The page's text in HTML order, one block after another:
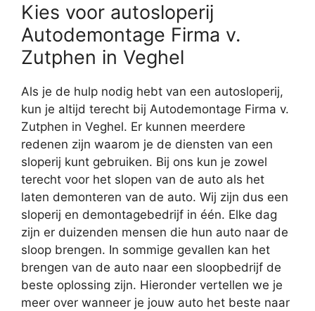
Kies voor autosloperij
Autodemontage Firma v.
Zutphen in Veghel
Als je de hulp nodig hebt van een autosloperij,
kun je altijd terecht bij Autodemontage Firma v.
Zutphen in Veghel. Er kunnen meerdere
redenen zijn waarom je de diensten van een
sloperij kunt gebruiken. Bij ons kun je zowel
terecht voor het slopen van de auto als het
laten demonteren van de auto. Wij zijn dus een
sloperij en demontagebedrijf in één. Elke dag
zijn er duizenden mensen die hun auto naar de
sloop brengen. In sommige gevallen kan het
brengen van de auto naar een sloopbedrijf de
beste oplossing zijn. Hieronder vertellen we je
meer over wanneer je jouw auto het beste naar